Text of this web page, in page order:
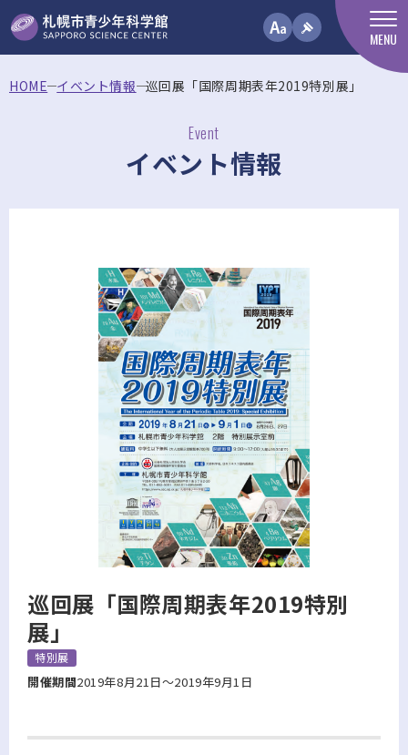
MENU
HOME イベント情報 巡回展「国際周期表年2019特別展」
Event
イベント情報
巡回展「国際周期表年2019特別
展」
特別展
開催期間2019年8月21日～2019年9月1日